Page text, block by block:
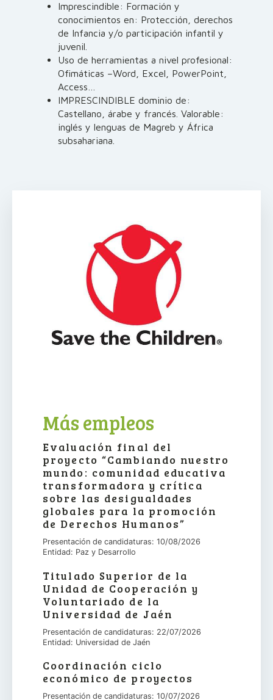
Imprescindible: Formación y
conocimientos en: Protección, derechos
de Infancia y/o participación infantil y
juvenil.
Uso de herramientas a nivel profesional:
Ofimáticas –Word, Excel, PowerPoint,
Access…
IMPRESCINDIBLE dominio de:
Castellano, árabe y francés. Valorable:
inglés y lenguas de Magreb y África
subsahariana.
Más empleos
Evaluación final del
proyecto “Cambiando nuestro
mundo: comunidad educativa
transformadora y crítica
sobre las desigualdades
globales para la promoción
de Derechos Humanos”
Presentación de candidaturas: 10/08/2026
Entidad: Paz y Desarrollo
Titulado Superior de la
Unidad de Cooperación y
Voluntariado de la
Universidad de Jaén
Presentación de candidaturas: 22/07/2026
Entidad: Universidad de Jaén
Coordinación ciclo
económico de proyectos
Presentación de candidaturas: 10/07/2026